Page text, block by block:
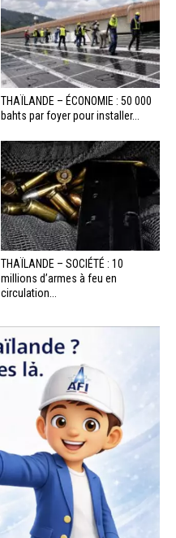
THAÏLANDE – ÉCONOMIE : 50 000
bahts par foyer pour installer...
THAÏLANDE – SOCIÉTÉ : 10
millions d’armes à feu en
circulation...